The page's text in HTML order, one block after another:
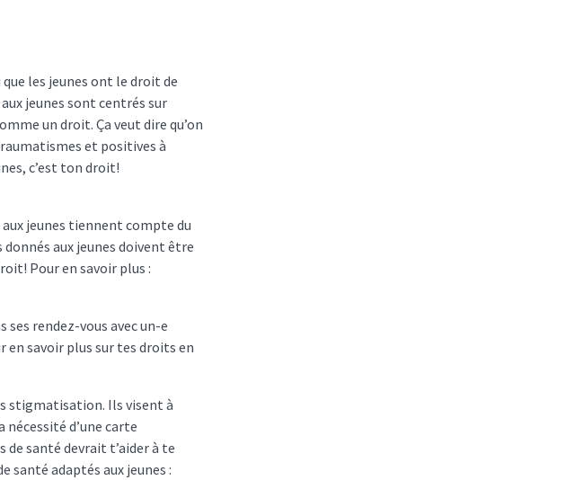
que les jeunes ont le droit de
jeunes sont centrés sur
un droit. Ça veut dire qu’on
et positives à
c’est ton droit!
jeunes tiennent compte du
donnés aux jeunes doivent être
Pour en savoir plus :
rendez-vous avec un-e
en savoir plus sur tes droits en
stigmatisation. Ils visent à
nécessité d’une carte
de santé devrait t’aider à te
santé adaptés aux jeunes :